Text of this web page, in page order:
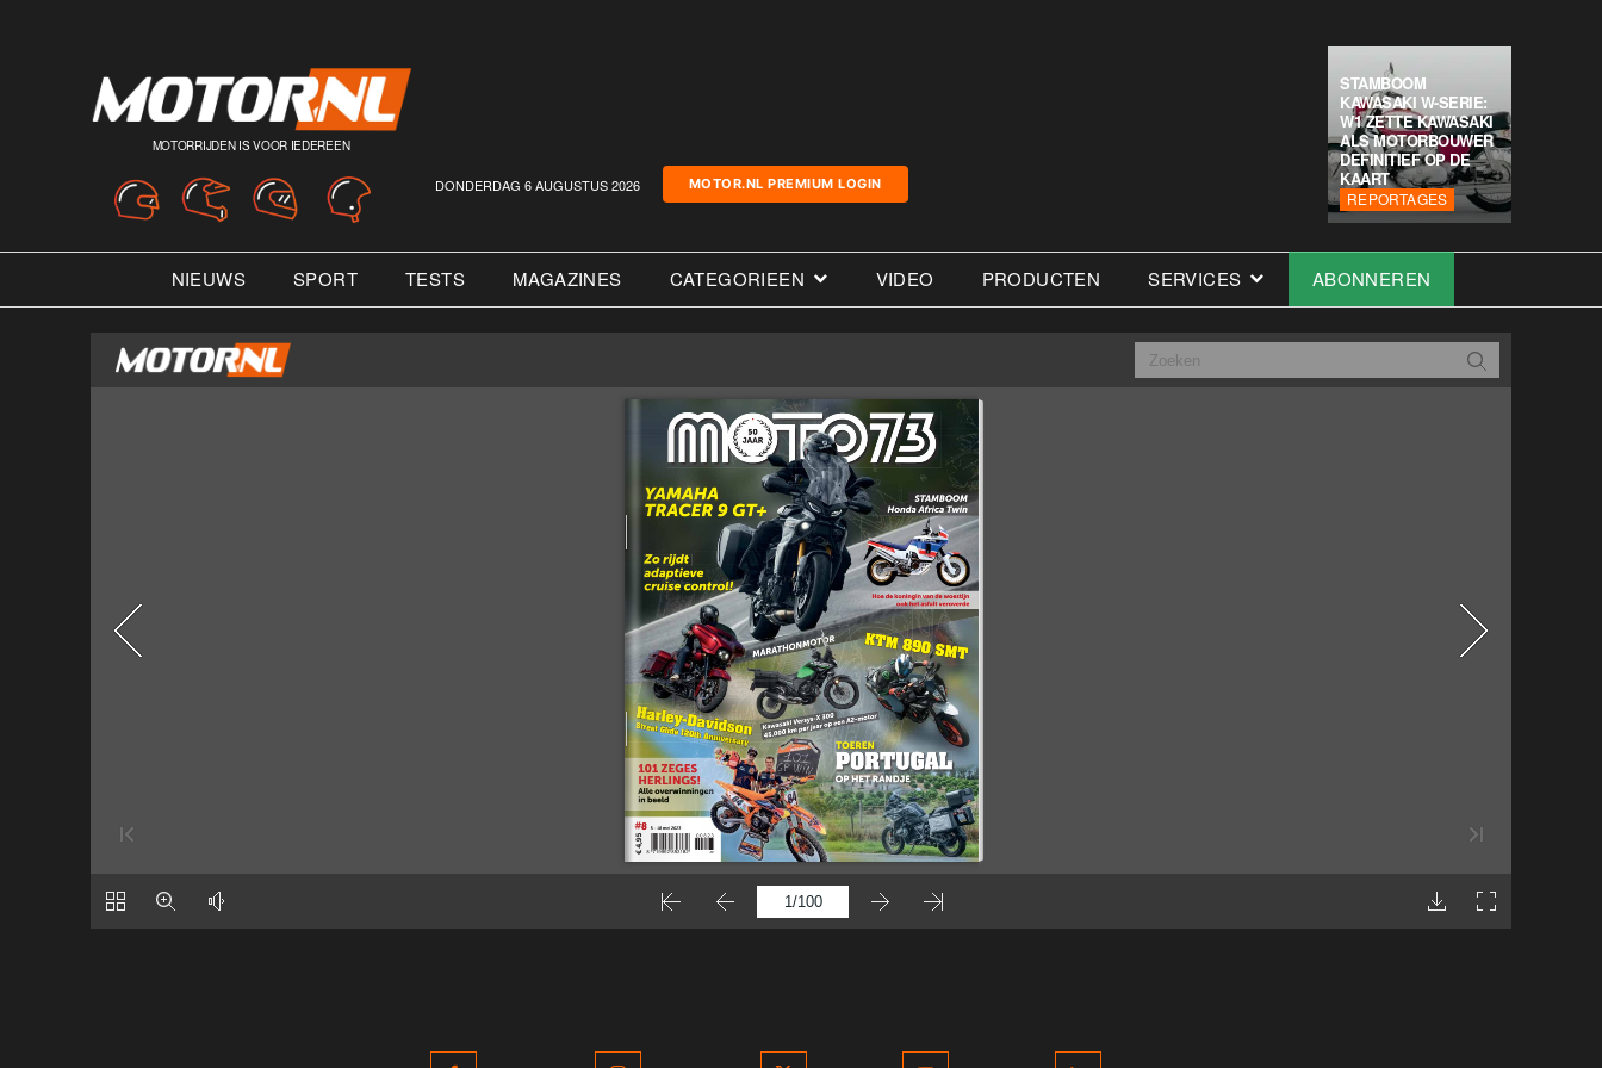
MOTORRIJDEN IS VOOR IEDEREEN
DONDERDAG 6 AUGUSTUS 2026 MOTOR.NL PREMIUM LOGIN
STAMBOOM
KAWASAKI W-SERIE:
W1 ZETTE KAWASAKI
ALS MOTORBOUWER
DEFINITIEF OP DE
KAART
REPORTAGES
NIEUWS SPORT TESTS MAGAZINES CATEGORIEEN VIDEO PRODUCTEN SERVICES ABONNEREN